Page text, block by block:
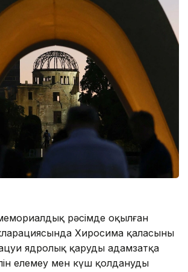
рәсімде оқылған
Хиросима қаласының
ядролық қарудың адамзатқа
елемеу мен күш қолдануды